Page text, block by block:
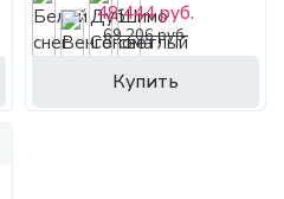
Купить
48 444 руб.
69 206 руб.